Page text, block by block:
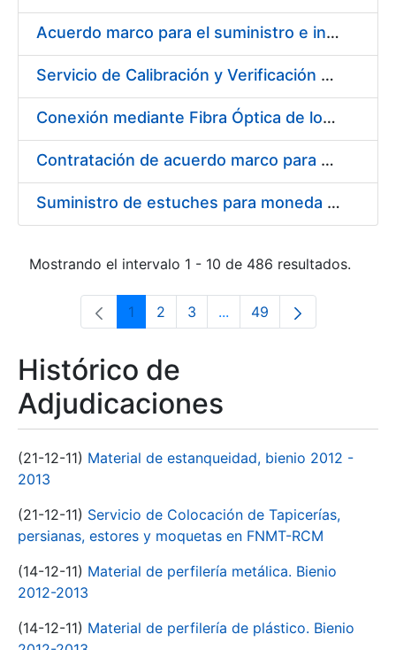
Acuerdo marco para el suministro e instalación de persianas, estores y otros complementos
Servicio de Calibración y Verificación Externa de los Equipos de Medición del Servicio de Prevención de la FNMT-RCM
Conexión mediante Fibra Óptica de los Centros de Proceso de Datos (CPDs) de las sedes de la FNMT-RCM de Burgos y Madrid
Contratación de acuerdo marco para el Suministro de Material de Electricidad para la Fábrica Nacional de Moneda y Timbre-Real Casa de la Moneda en su centro de trabajo de Burgos
Suministro de estuches para moneda de 30 €
Mostrando el intervalo 1 - 10 de 486 resultados.
Página
1 Página
2 Página
3 ...Páginas intermedias Use
Página
49
Histórico de
Adjudicaciones
(21-12-11) Material de estanqueidad, bienio 2012 -
2013
(21-12-11) Servicio de Colocación de Tapicerías,
persianas, estores y moquetas en FNMT-RCM
(14-12-11) Material de perfilería metálica. Bienio
2012-2013
(14-12-11) Material de perfilería de plástico. Bienio